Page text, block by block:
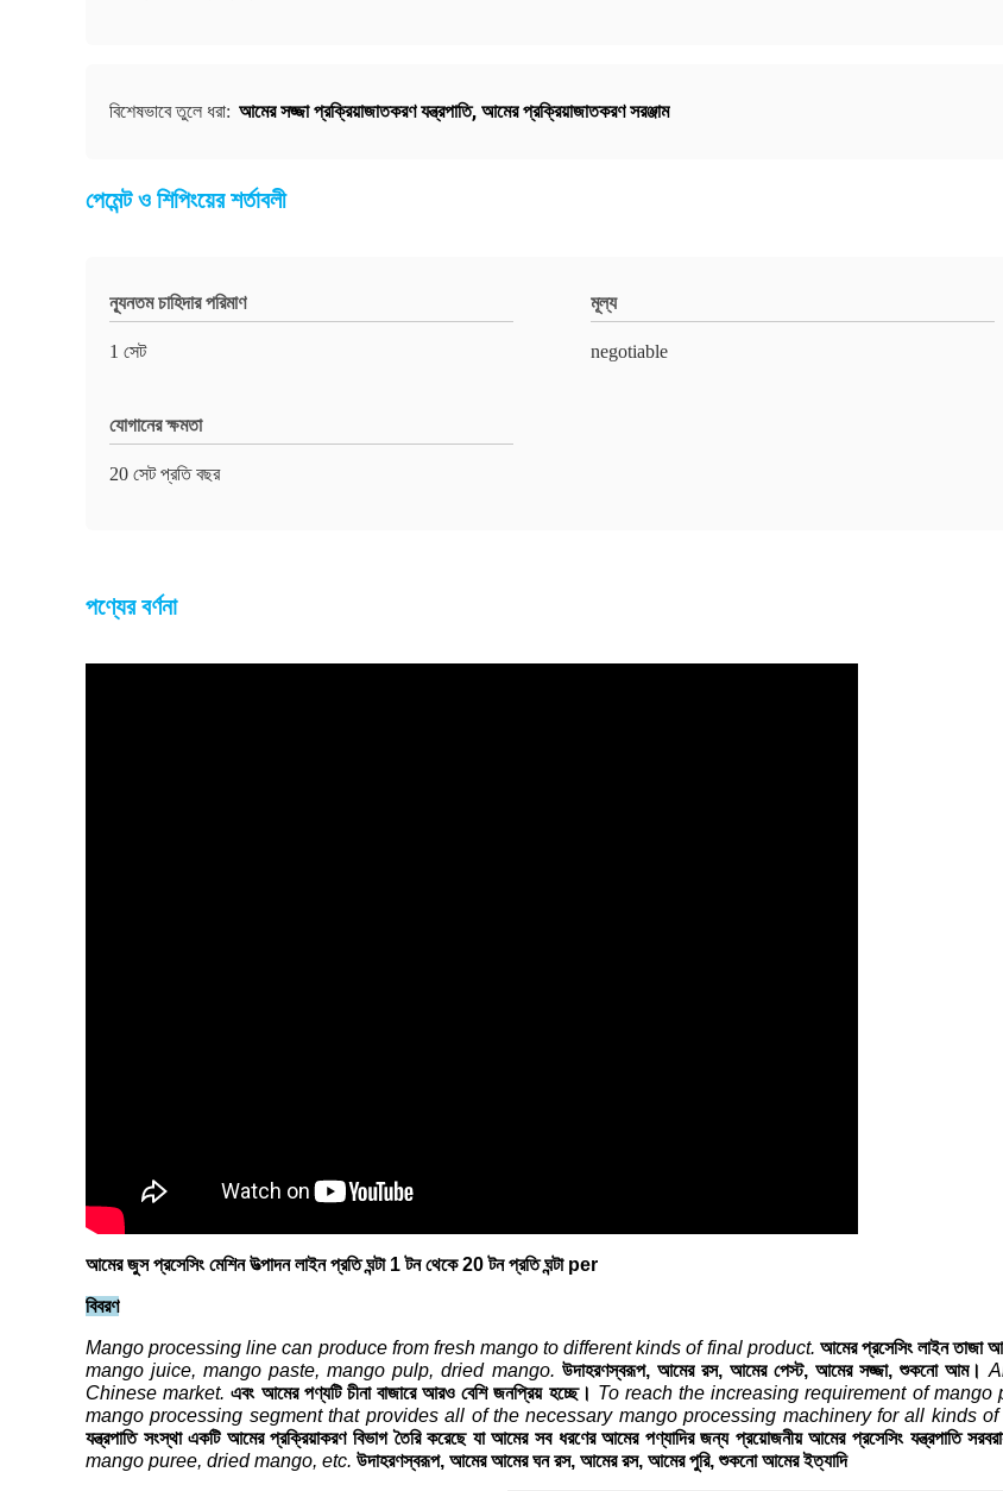
বিশেষভাবে তুলে ধরা: আমের সজ্জা প্রক্রিয়াজাতকরণ যন্ত্রপাতি, আমের প্রক্রিয়াজাতকরণ সরঞ্জাম
পেমেন্ট ও শিপিংয়ের শর্তাবলী
ন্যূনতম চাহিদার পরিমাণ
1 সেট
মূল্য
negotiable
যোগানের ক্ষমতা
20 সেট প্রতি বছর
পণ্যের বর্ণনা
আমের জুস প্রসেসিং মেশিন উত্পাদন লাইন প্রতি ঘন্টা 1 টন থেকে 20 টন প্রতি ঘন্টা per
বিবরণ
Mango processing line can produce from fresh mango to different kinds of final product. আমের প্রসেসিং লাইন তাজা
mango juice, mango paste, mango pulp, dried mango. উদাহরণস্বরূপ, আমের রস, আমের পেস্ট, আমের সজ্জা, শুকনো আম।
Chinese market. এবং আমের পণ্যটি চীনা বাজারে আরও বেশি জনপ্রিয় হচ্ছে। To reach the increasing requirement of
mango processing segment that provides all of the necessary mango processing machinery for all kinds of
যন্ত্রপাতি সংস্থা একটি আমের প্রক্রিয়াকরণ বিভাগ তৈরি করেছে যা আমের সব ধরণের আমের পণ্যাদির জন্য প্রয়োজনীয় আমের প্রসেসিং যন্ত্রপাতি
mango puree, dried mango, etc. উদাহরণস্বরূপ, আমের আমের ঘন রস, আমের রস, আমের পুরি, শুকনো আমের ইত্যাদি